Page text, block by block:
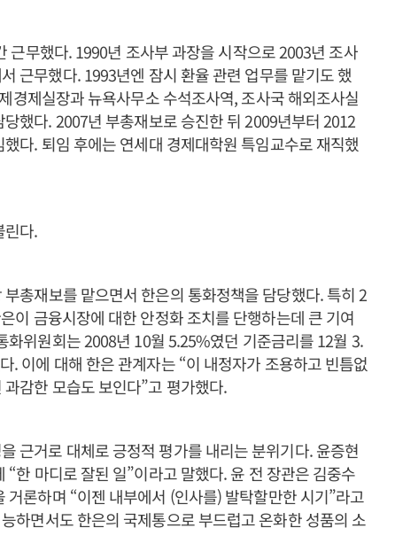
근무했다. 1990년 조사부 과장을 시작으로 2003년 조사
근무했다. 1993년엔 잠시 환율 관련 업무를 맡기도 했
경제실장과 뉴욕사무소 수석조사역, 조사국 해외조사실
했다. 2007년 부총재보로 승진한 뒤 2009년부터 2012
다. 퇴임 후에는 연세대 경제대학원 특임교수로 재직했
린다.
총재보를 맡으면서 한은의 통화정책을 담당했다. 특히 2
이 금융시장에 대한 안정화 조치를 단행하는데 큰 기여
화위원회는 2008년 10월 5.25%였던 기준금리를 12월 3.
. 이에 대해 한은 관계자는 “이 내정자가 조용하고 빈틈없
감한 모습도 보인다”고 평가했다.
근거로 대체로 긍정적 평가를 내리는 분위기다. 윤증현
한 마디로 잘된 일”이라고 말했다. 윤 전 장관은 김중수
론하며 “이젠 내부에서 (인사를) 발탁할만한 시기”라고
하면서도 한은의 국제통으로 부드럽고 온화한 성품의 소